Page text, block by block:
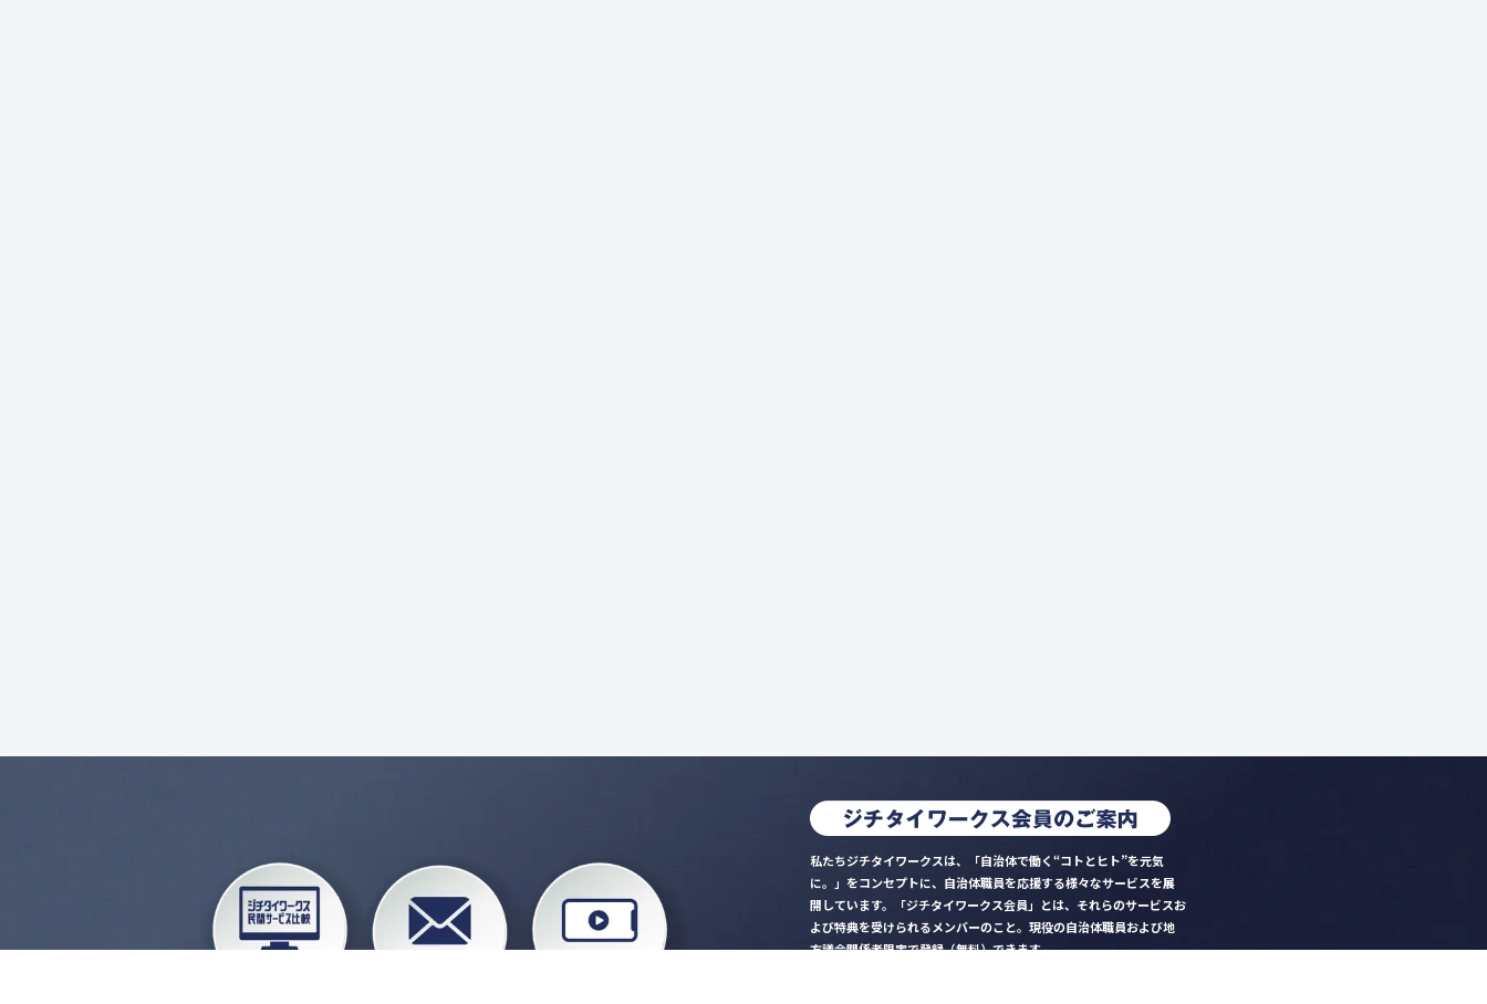
私たちジチタイワークスは、「自治体で働く“コトとヒト”を元気
に。」をコンセプトに、自治体職員を応援する様々なサービスを展
開しています。「ジチタイワークス会員」とは、それらのサービスお
よび特典を受けられるメンバーのこと。現役の自治体職員および地
方議会関係者限定で登録（無料）できます。